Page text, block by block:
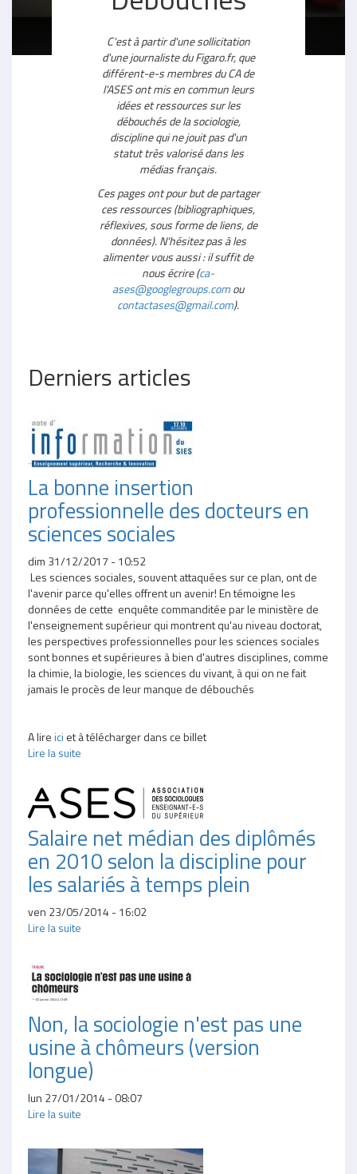
C'est à partir d'une sollicitation
d'une journaliste du Figaro.fr, que
différent-e-s membres du CA de
l'ASES ont mis en commun leurs
idées et ressources sur les
débouchés de la sociologie,
discipline qui ne jouit pas d'un
statut très valorisé dans les
médias français.
Ces pages ont pour but de partager
ces ressources (bibliographiques,
réflexives, sous forme de liens, de
données). N'hésitez pas à les
alimenter vous aussi : il suffit de
nous écrire (ca-
ases@googlegroups.comou
contactases@gmail.com).
Derniers articles
La bonne insertion
professionnelle des docteurs en
sciences sociales
dim 31/12/2017 - 10:52
Les sciences sociales, souvent attaquées sur ce plan, ont de
l'avenir parce qu'elles offrent un avenir! En témoigne les
données de cette enquête commanditée par le ministère de
l'enseignement supérieur qui montrent qu'au niveau doctorat,
les perspectives professionnelles pour les sciences sociales
sont bonnes et supérieures à bien d'autres disciplines, comme
la chimie, la biologie, les sciences du vivant, à qui on ne fait
jamais le procès de leur manque de débouchés
A lireici et à télécharger dans ce billet
Lire la suite
Salaire net médian des diplômés
en 2010 selon la discipline pour
les salariés à temps plein
ven 23/05/2014 - 16:02
Lire la suite
Non, la sociologie n'est pas une
usine à chômeurs (version
longue)
lun 27/01/2014 - 08:07
Lire la suite